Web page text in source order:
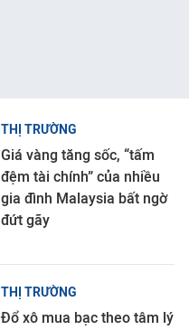
THỊ TRƯỜNG
Giá vàng tăng sốc, “tấm
đệm tài chính” của nhiều
gia đình Malaysia bất ngờ
đứt gãy
THỊ TRƯỜNG
Đổ xô mua bạc theo tâm lý